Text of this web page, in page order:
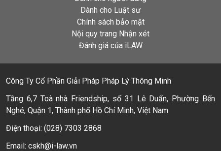
Dành cho Luật sư
Chính sách bảo mật
Nội quy trang Nhận xét
Đánh giá của iLAW
Công Ty Cổ Phần Giải Pháp Pháp Lý Thông Minh
Tầng 6,7 Toà nhà Friendship, số 31 Lê Duẩn, Phường Bến
Nghé, Quận 1, Thành phố Hồ Chí Minh, Việt Nam
Điện thoại: (028) 7303 2868
Email: cskh@i-law.vn